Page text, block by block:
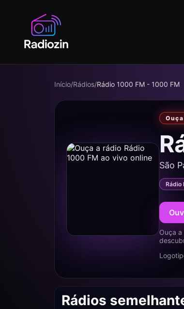
Início/Rádios/Rádio 1000 FM - 1000 FM
São
Rádio
Ouça
Rádios